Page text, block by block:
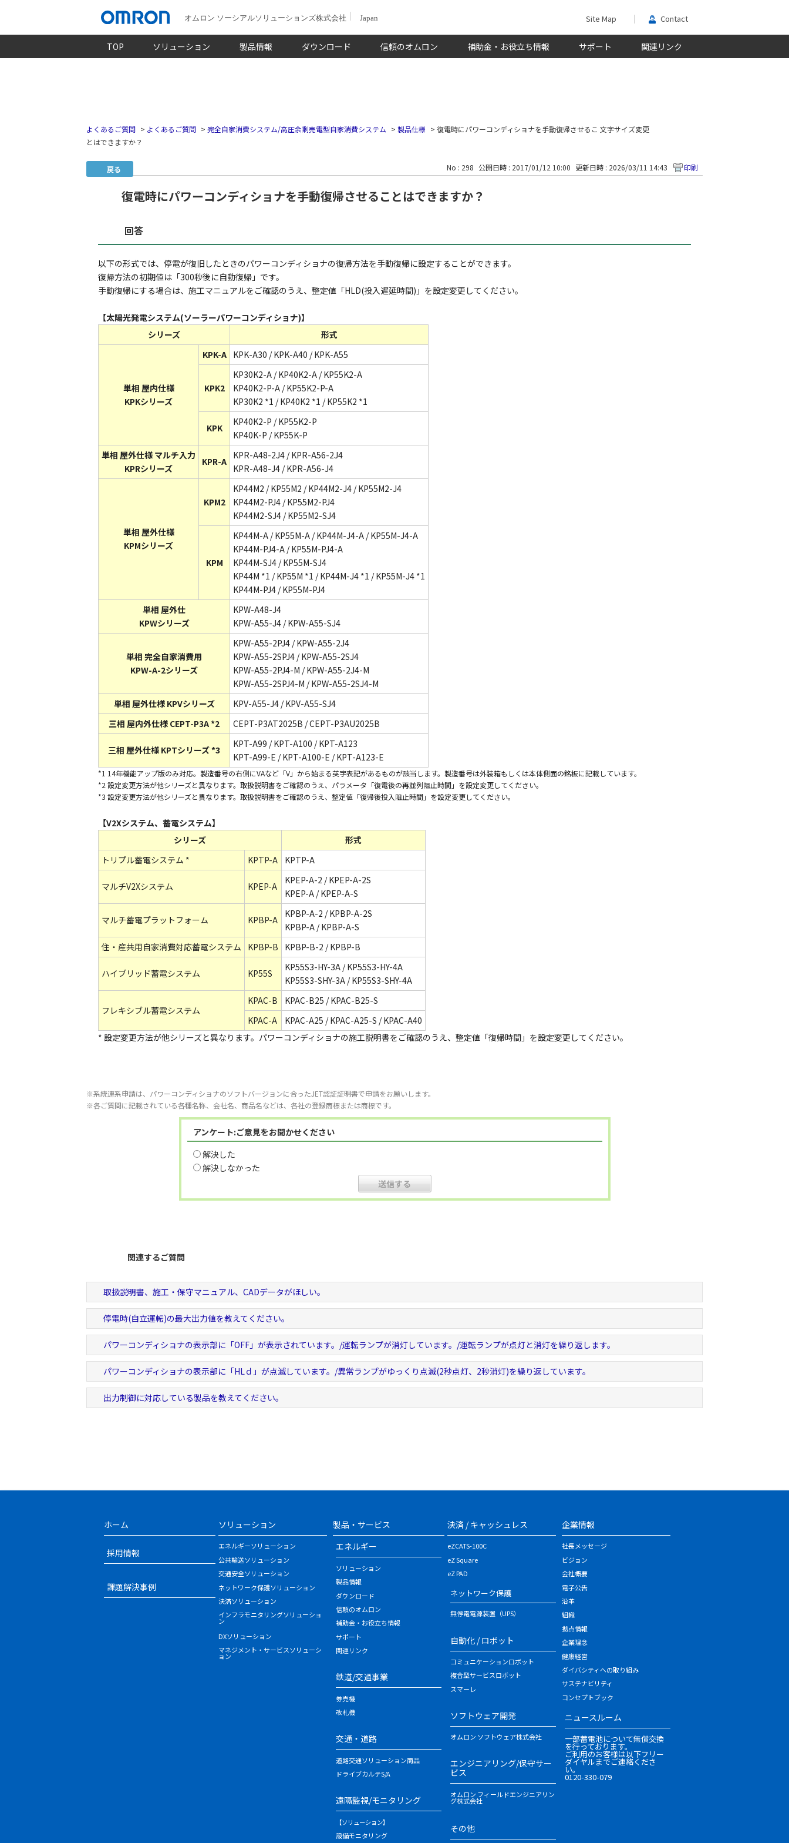
オムロン ソーシアルソリューションズ株式会社 Japan Site Map Contact
TOP ソリューション 製品情報 ダウンロード 信頼のオムロン 補助金・お役立ち情報 サポート 関連リンク
文字サイズ変更
よくあるご質問 > よくあるご質問 > 完全自家消費システム/高圧余剰売電型自家消費システム > 製品仕様 > 復電時にパワーコンディショナを手動復帰させるこ
とはできますか？
戻る No : 298 公開日時 : 2017/01/12 10:00 更新日時 : 2026/03/11 14:43 印刷
復電時にパワーコンディショナを手動復帰させることはできますか？
回答
以下の形式では、停電が復旧したときのパワーコンディショナの復帰方法を手動復帰に設定することができます。
復帰方法の初期値は「300秒後に自動復帰」です。
手動復帰にする場合は、施工マニュアルをご確認のうえ、整定値「HLD(投入遅延時間)」を設定変更してください。
【太陽光発電システム(ソーラーパワーコンディショナ)】
シリーズ
形式
単相 屋内仕様
KPKシリーズ
KPK-A KPK-A30 / KPK-A40 / KPK-A55
KPK2
KP30K2-A / KP40K2-A / KP55K2-A
KP40K2-P-A / KP55K2-P-A
KP30K2 *1 / KP40K2 *1 / KP55K2 *1
KPK
KP40K2-P / KP55K2-P
KP40K-P / KP55K-P
単相 屋外仕様 マルチ入力
KPRシリーズ
KPR-A
KPR-A48-2J4 / KPR-A56-2J4
KPR-A48-J4 / KPR-A56-J4
単相 屋外仕様
KPMシリーズ
KPM2
KP44M2 / KP55M2 / KP44M2-J4 / KP55M2-J4
KP44M2-PJ4 / KP55M2-PJ4
KP44M2-SJ4 / KP55M2-SJ4
KPM
KP44M-A / KP55M-A / KP44M-J4-A / KP55M-J4-A
KP44M-PJ4-A / KP55M-PJ4-A
KP44M-SJ4 / KP55M-SJ4
KP44M *1 / KP55M *1 / KP44M-J4 *1 / KP55M-J4 *1
KP44M-PJ4 / KP55M-PJ4
単相 屋外仕
KPWシリーズ
KPW-A48-J4
KPW-A55-J4 / KPW-A55-SJ4
単相 完全自家消費用
KPW-A-2シリーズ
KPW-A55-2PJ4 / KPW-A55-2J4
KPW-A55-2SPJ4 / KPW-A55-2SJ4
KPW-A55-2PJ4-M / KPW-A55-2J4-M
KPW-A55-2SPJ4-M / KPW-A55-2SJ4-M
単相 屋外仕様 KPVシリーズ
KPV-A55-J4 / KPV-A55-SJ4
三相 屋内外仕様 CEPT-P3A *2
CEPT-P3AT2025B / CEPT-P3AU2025B
三相 屋外仕様 KPTシリーズ *3
KPT-A99 / KPT-A100 / KPT-A123
KPT-A99-E / KPT-A100-E / KPT-A123-E
*1 14年機能アップ版のみ対応。製造番号の右側にVAなど「V」から始まる英字表記があるものが該当します。製造番号は外装箱もしくは本体側面の銘板に記載しています。
*2 設定変更方法が他シリーズと異なります。取扱説明書をご確認のうえ、パラメータ「復電後の再並列阻止時間」を設定変更してください。
*3 設定変更方法が他シリーズと異なります。取扱説明書をご確認のうえ、整定値「復帰後投入阻止時間」を設定変更してください。
【V2Xシステム、蓄電システム】
シリーズ
形式
トリプル蓄電システム *
KPTP-A KPTP-A
マルチV2Xシステム KPEP-A
KPEP-A-2 / KPEP-A-2S
KPEP-A / KPEP-A-S
マルチ蓄電プラットフォーム KPBP-A
KPBP-A-2 / KPBP-A-2S
KPBP-A / KPBP-A-S
住・産共用自家消費対応蓄電システム
KPBP-B KPBP-B-2 / KPBP-B
ハイブリッド蓄電システム KP55S
KP55S3-HY-3A / KP55S3-HY-4A
KP55S3-SHY-3A / KP55S3-SHY-4A
フレキシブル蓄電システム
KPAC-B
KPAC-B25 / KPAC-B25-S
KPAC-A
KPAC-A25 / KPAC-A25-S / KPAC-A40
* 設定変更方法が他シリーズと異なります。パワーコンディショナの施工説明書をご確認のうえ、整定値「復帰時間」を設定変更してください。
※系統連系申請は、パワーコンディショナのソフトバージョンに合ったJET認証証明書で申請をお願いします。
※各ご質問に記載されている各種名称、会社名、商品名などは、各社の登録商標または商標です。
アンケート:ご意見をお聞かせください
解決した
解決しなかった
関連するご質問
取扱説明書、施工・保守マニュアル、CADデータがほしい。
停電時(自立運転)の最大出力値を教えてください。
パワーコンディショナの表示部に「OFF」が表示されています。/運転ランプが消灯しています。/運転ランプが点灯と消灯を繰り返します。
パワーコンディショナの表示部に「HLｄ」が点滅しています。/異常ランプがゆっくり点滅(2秒点灯、2秒消灯)を繰り返しています。
出力制御に対応している製品を教えてください。
ホーム
採用情報
課題解決事例
ソリューション
エネルギーソリューション
公共輸送ソリューション
交通安全ソリューション
ネットワーク保護ソリューション
決済ソリューション
インフラモニタリングソリューショ
ン
DXソリューション
マネジメント・サービスソリューシ
ョン
製品・サービス
エネルギー
ソリューション
製品情報
ダウンロード
信頼のオムロン
補助金・お役立ち情報
サポート
関連リンク
鉄道/交通事業
券売機
改札機
交通・道路
道路交通ソリューション商品
ドライブカルテS/A
遠隔監視/モニタリング
【ソリューション】
設備モニタリング
決済 / キャッシュレス
eZCATS-100C
eZ Square
eZ PAD
ネットワーク保護
無停電電源装置（UPS）
自動化 / ロボット
コミュニケーションロボット
複合型サービスロボット
スマーレ
ソフトウェア開発
オムロン ソフトウェア株式会社
エンジニアリング/保守サー
ビス
オムロン フィールドエンジニアリン
グ株式会社
その他
企業情報
社長メッセージ
ビジョン
会社概要
電子公告
沿革
組織
拠点情報
企業理念
健康経営
ダイバシティへの取り組み
サステナビリティ
コンセプトブック
ニュースルーム
一部蓄電池について無償交換
を行っております。
ご利用のお客様は以下フリー
ダイヤルまでご連絡くださ
い。
0120-330-079